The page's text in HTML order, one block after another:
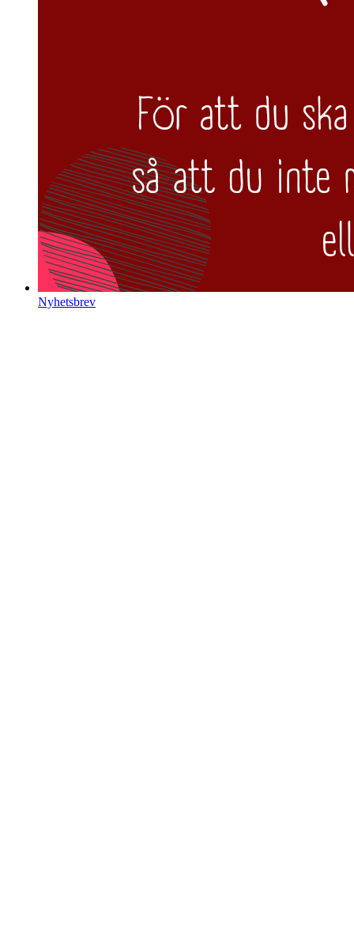
Nyhetsbrev